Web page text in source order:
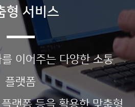
형 서비스
이어주는 다양한 소통
플랫폼
랫폼 등을 활용한 맞춤형